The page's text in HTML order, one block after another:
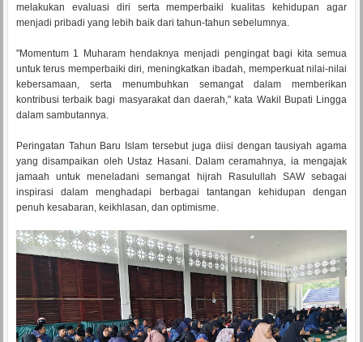
melakukan evaluasi diri serta memperbaiki kualitas kehidupan agar
menjadi pribadi yang lebih baik dari tahun-tahun sebelumnya.
"Momentum 1 Muharam hendaknya menjadi pengingat bagi kita semua
untuk terus memperbaiki diri, meningkatkan ibadah, memperkuat nilai-nilai
kebersamaan, serta menumbuhkan semangat dalam memberikan
kontribusi terbaik bagi masyarakat dan daerah," kata Wakil Bupati Lingga
dalam sambutannya.
Peringatan Tahun Baru Islam tersebut juga diisi dengan tausiyah agama
yang disampaikan oleh Ustaz Hasani. Dalam ceramahnya, ia mengajak
jamaah untuk meneladani semangat hijrah Rasulullah SAW sebagai
inspirasi dalam menghadapi berbagai tantangan kehidupan dengan
penuh kesabaran, keikhlasan, dan optimisme.